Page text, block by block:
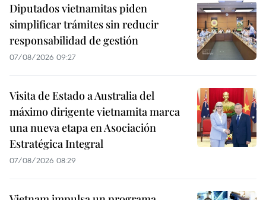
Diputados vietnamitas piden
simplificar trámites sin reducir
responsabilidad de gestión
07/08/2026 09:27
Visita de Estado a Australia del
máximo dirigente vietnamita marca
una nueva etapa en Asociación
Estratégica Integral
07/08/2026 08:29